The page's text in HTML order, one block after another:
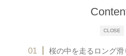
CLOSE
桜の中を走るロング